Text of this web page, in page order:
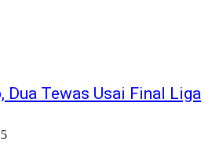
Dua Tewas Usai Final Liga